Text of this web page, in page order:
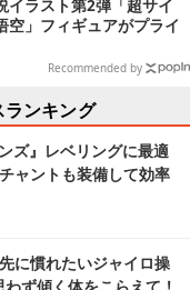
イラスト第2弾「超サイ
空」フィギュアがプライ
ビッグサイズの「筋斗
ぐるみもRecommended by
ンキング
ズ』レベリングに最適
ャントも装備して効率
に慣れたいジャイロ操
ず傾く体をこらえて！